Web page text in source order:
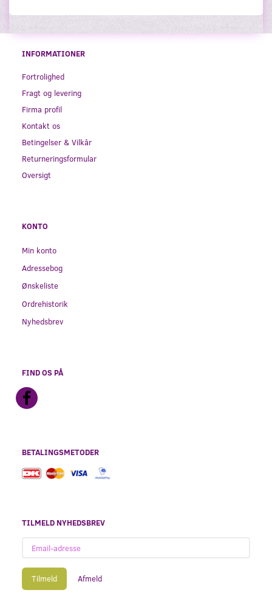
INFORMATIONER
Fortrolighed
Fragt og levering
Firma profil
Kontakt os
Betingelser & Vilkår
Returneringsformular
Oversigt
KONTO
Min konto
Adressebog
Ønskeliste
Ordrehistorik
Nyhedsbrev
FIND OS PÅ
BETALINGSMETODER
TILMELD NYHEDSBREV
adresse
Tilmeld Afmeld